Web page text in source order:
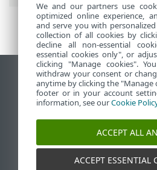
Vaata tavaarvutile
End of Life
ESET-i teabebaas
ESET-i foorum
ESET Status Portal
Piirkondlik tugi
We and our partners use
optimized online experience,
and serve you with
collection of all cookies by
decline all non-essential
essential cookies only", or
clicking "Manage cookies".
withdraw your consent or
anytime by clicking the "Manage
footer or in your account
information, see ourCookie
ACCEPT ALL
ACCEPT ESSENTIAL